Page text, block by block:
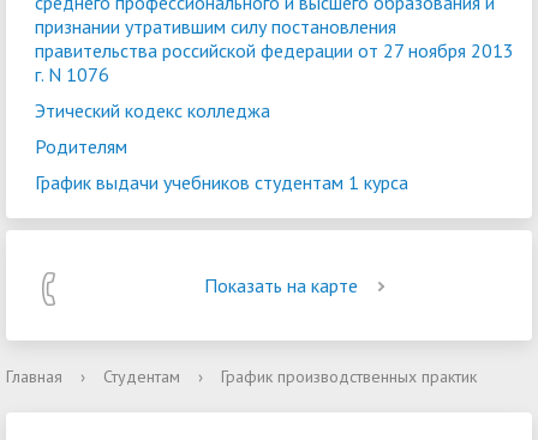
признании утратившим силу постановления
правительства российской федерации от 27 ноября 2013
г. N 1076
Этический кодекс колледжа
Родителям
График выдачи учебников студентам 1 курса
Показать на карте
Главная › Студентам › График производственных практик